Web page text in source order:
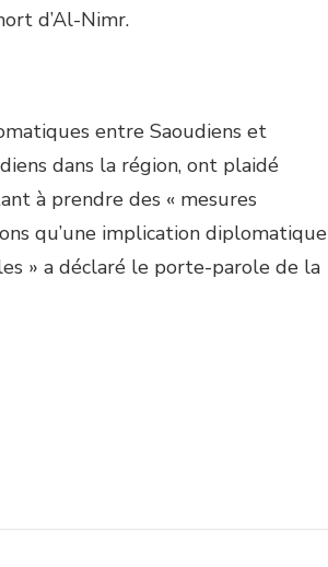
d’Al-Nimr.
entre Saoudiens et
dans la région, ont plaidé
à prendre des « mesures
qu’une implication diplomatique
» a déclaré le porte-parole de la